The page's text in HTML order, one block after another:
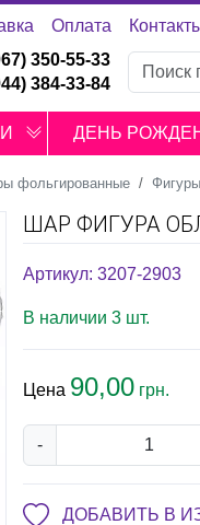
Оплата
350-55-33
384-33-84
ДЕНЬ
фольгированные Фигуры
ШАР ФИГУРА
Артикул: 3207-2903
В наличии 3 шт.
Цена 90,00 грн.
-
ДОБАВИТЬ В